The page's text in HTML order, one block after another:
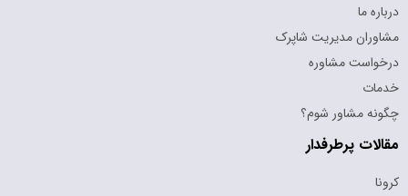
درباره ما
مشاوران مدیریت شاپرک
درخواست مشاوره
خدمات
چگونه مشاور شوم؟
مقالات پرطرفدار
کرونا